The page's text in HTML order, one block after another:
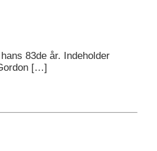
83de år. Indeholder
[…]